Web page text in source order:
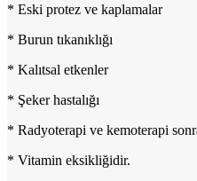
* Eski protez ve kaplamalar
* Burun tıkanıklığı
* Kalıtsal etkenler
* Şeker hastalığı
* Radyoterapi ve kemoterapi
* Vitamin eksikliğidir.